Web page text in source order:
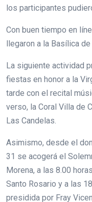
los participantes
Con buen tiempo en
llegaron a la Basílica
La siguiente actividad
fiestas en honor a la
tarde con el recital
verso, la Coral Villa de
Las Candelas.
Asimismo, desde el
31 se acogerá el
Morena, a las 8.00
Santo Rosario y a las
presidida por Fray